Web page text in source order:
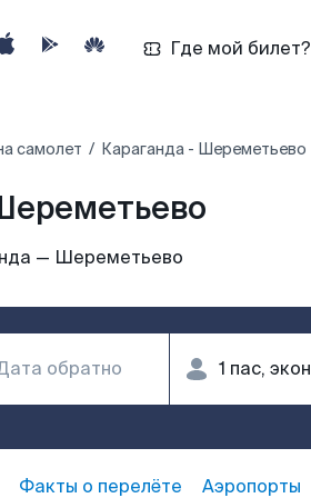
Где мой билет?
самолет Караганда - Шереметьево
— Шереметьево
Факты о перелёте Аэропорты